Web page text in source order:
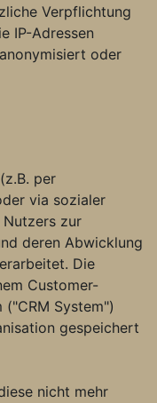
Verpflichtung
IP-Adressen
oder
per
via sozialer
zur
deren Abwicklung
Die
Customer-
System")
gespeichert
nicht mehr